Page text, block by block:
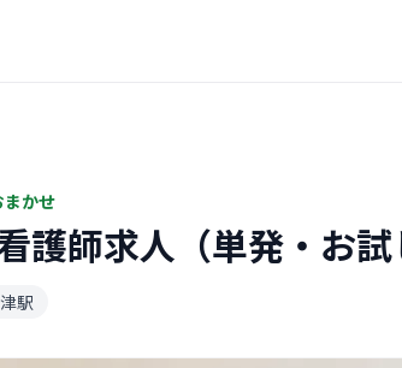
かせ
護師求人（単発・お試
駅